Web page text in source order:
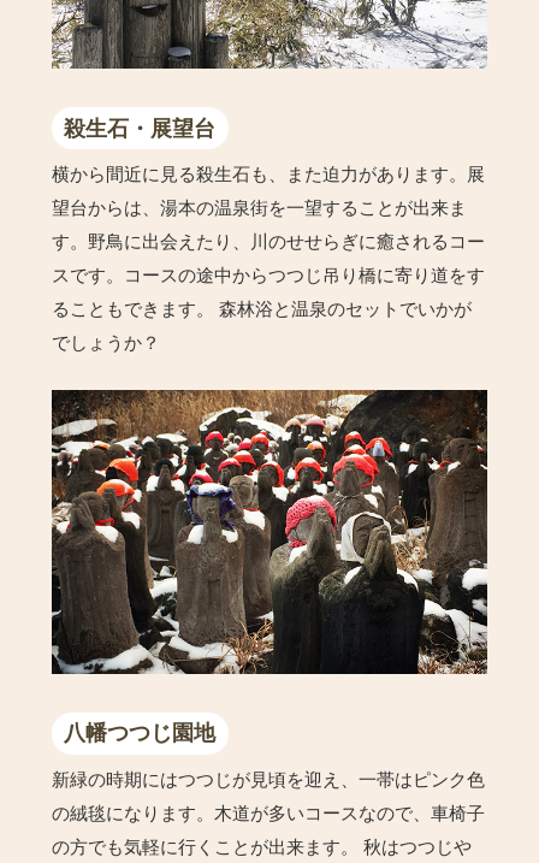
殺生石・展望台
横から間近に見る殺生石も、また迫力があります。展
望台からは、湯本の温泉街を一望することが出来ま
す。野鳥に出会えたり、川のせせらぎに癒されるコー
スです。コースの途中からつつじ吊り橋に寄り道をす
ることもできます。 森林浴と温泉のセットでいかが
でしょうか？
八幡つつじ園地
新緑の時期にはつつじが見頃を迎え、一帯はピンク色
の絨毯になります。木道が多いコースなので、車椅子
の方でも気軽に行くことが出来ます。 秋はつつじや